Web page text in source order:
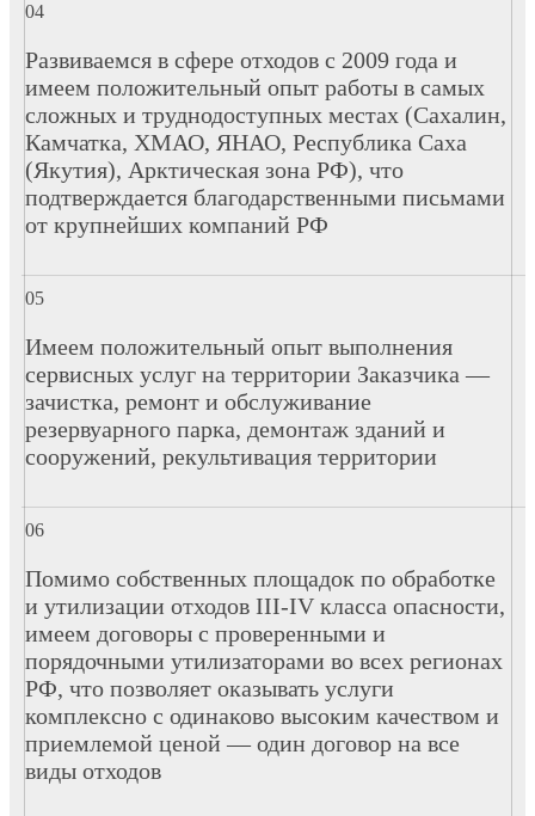
Развиваемся в сфере отходов с 2009 года и
имеем положительный опыт работы в самых
сложных и труднодоступных местах (Сахалин,
Камчатка, ХМАО, ЯНАО, Республика Саха
(Якутия), Арктическая зона РФ), что
подтверждается благодарственными письмами
от крупнейших компаний РФ
Имеем положительный опыт выполнения
сервисных услуг на территории Заказчика —
зачистка, ремонт и обслуживание
резервуарного парка, демонтаж зданий и
сооружений, рекультивация территории
Помимо собственных площадок по обработке
и утилизации отходов III-IV класса опасности,
имеем договоры с проверенными и
порядочными утилизаторами во всех регионах
РФ, что позволяет оказывать услуги
комплексно с одинаково высоким качеством и
приемлемой ценой — один договор на все
виды отходов